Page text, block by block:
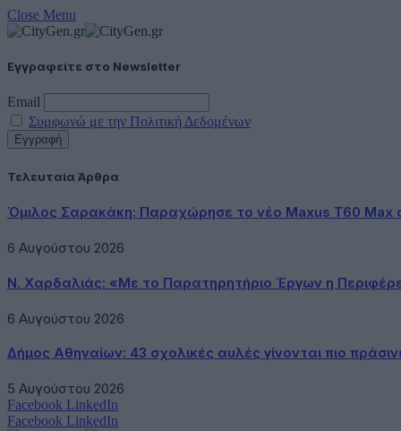
Close Menu
Εγγραφείτε στο Newsletter
Email
Συμφωνώ με την Πολιτική Δεδομένων
Τελευταία Άρθρα
Όμιλος Σαρακάκη: Παραχώρησε το νέο Maxus T60 Max
6 Αυγούστου 2026
Ν. Χαρδαλιάς: «Με το Παρατηρητήριο Έργων η
6 Αυγούστου 2026
Δήμος Αθηναίων: 43 σχολικές αυλές γίνονται πιο
5 Αυγούστου 2026
Facebook LinkedIn
Facebook LinkedIn